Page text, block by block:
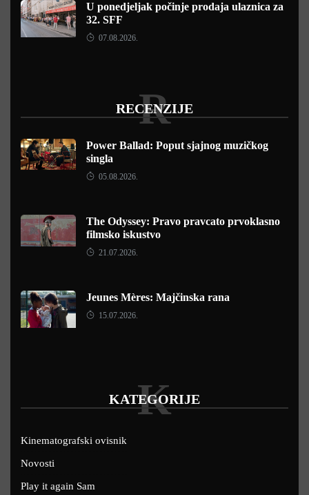
U ponedjeljak počinje prodaja ulaznica za
32. SFF
07.08.2026.
RECENZIJE
R
Power Ballad: Poput sjajnog muzičkog
singla
05.08.2026.
The Odyssey: Pravo pravcato prvoklasno
filmsko iskustvo
21.07.2026.
Jeunes Mères: Majčinska rana
15.07.2026.
KATEGORIJE
K
Kinematografski ovisnik
Novosti
Play it again Sam